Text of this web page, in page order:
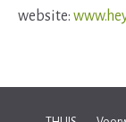
website: